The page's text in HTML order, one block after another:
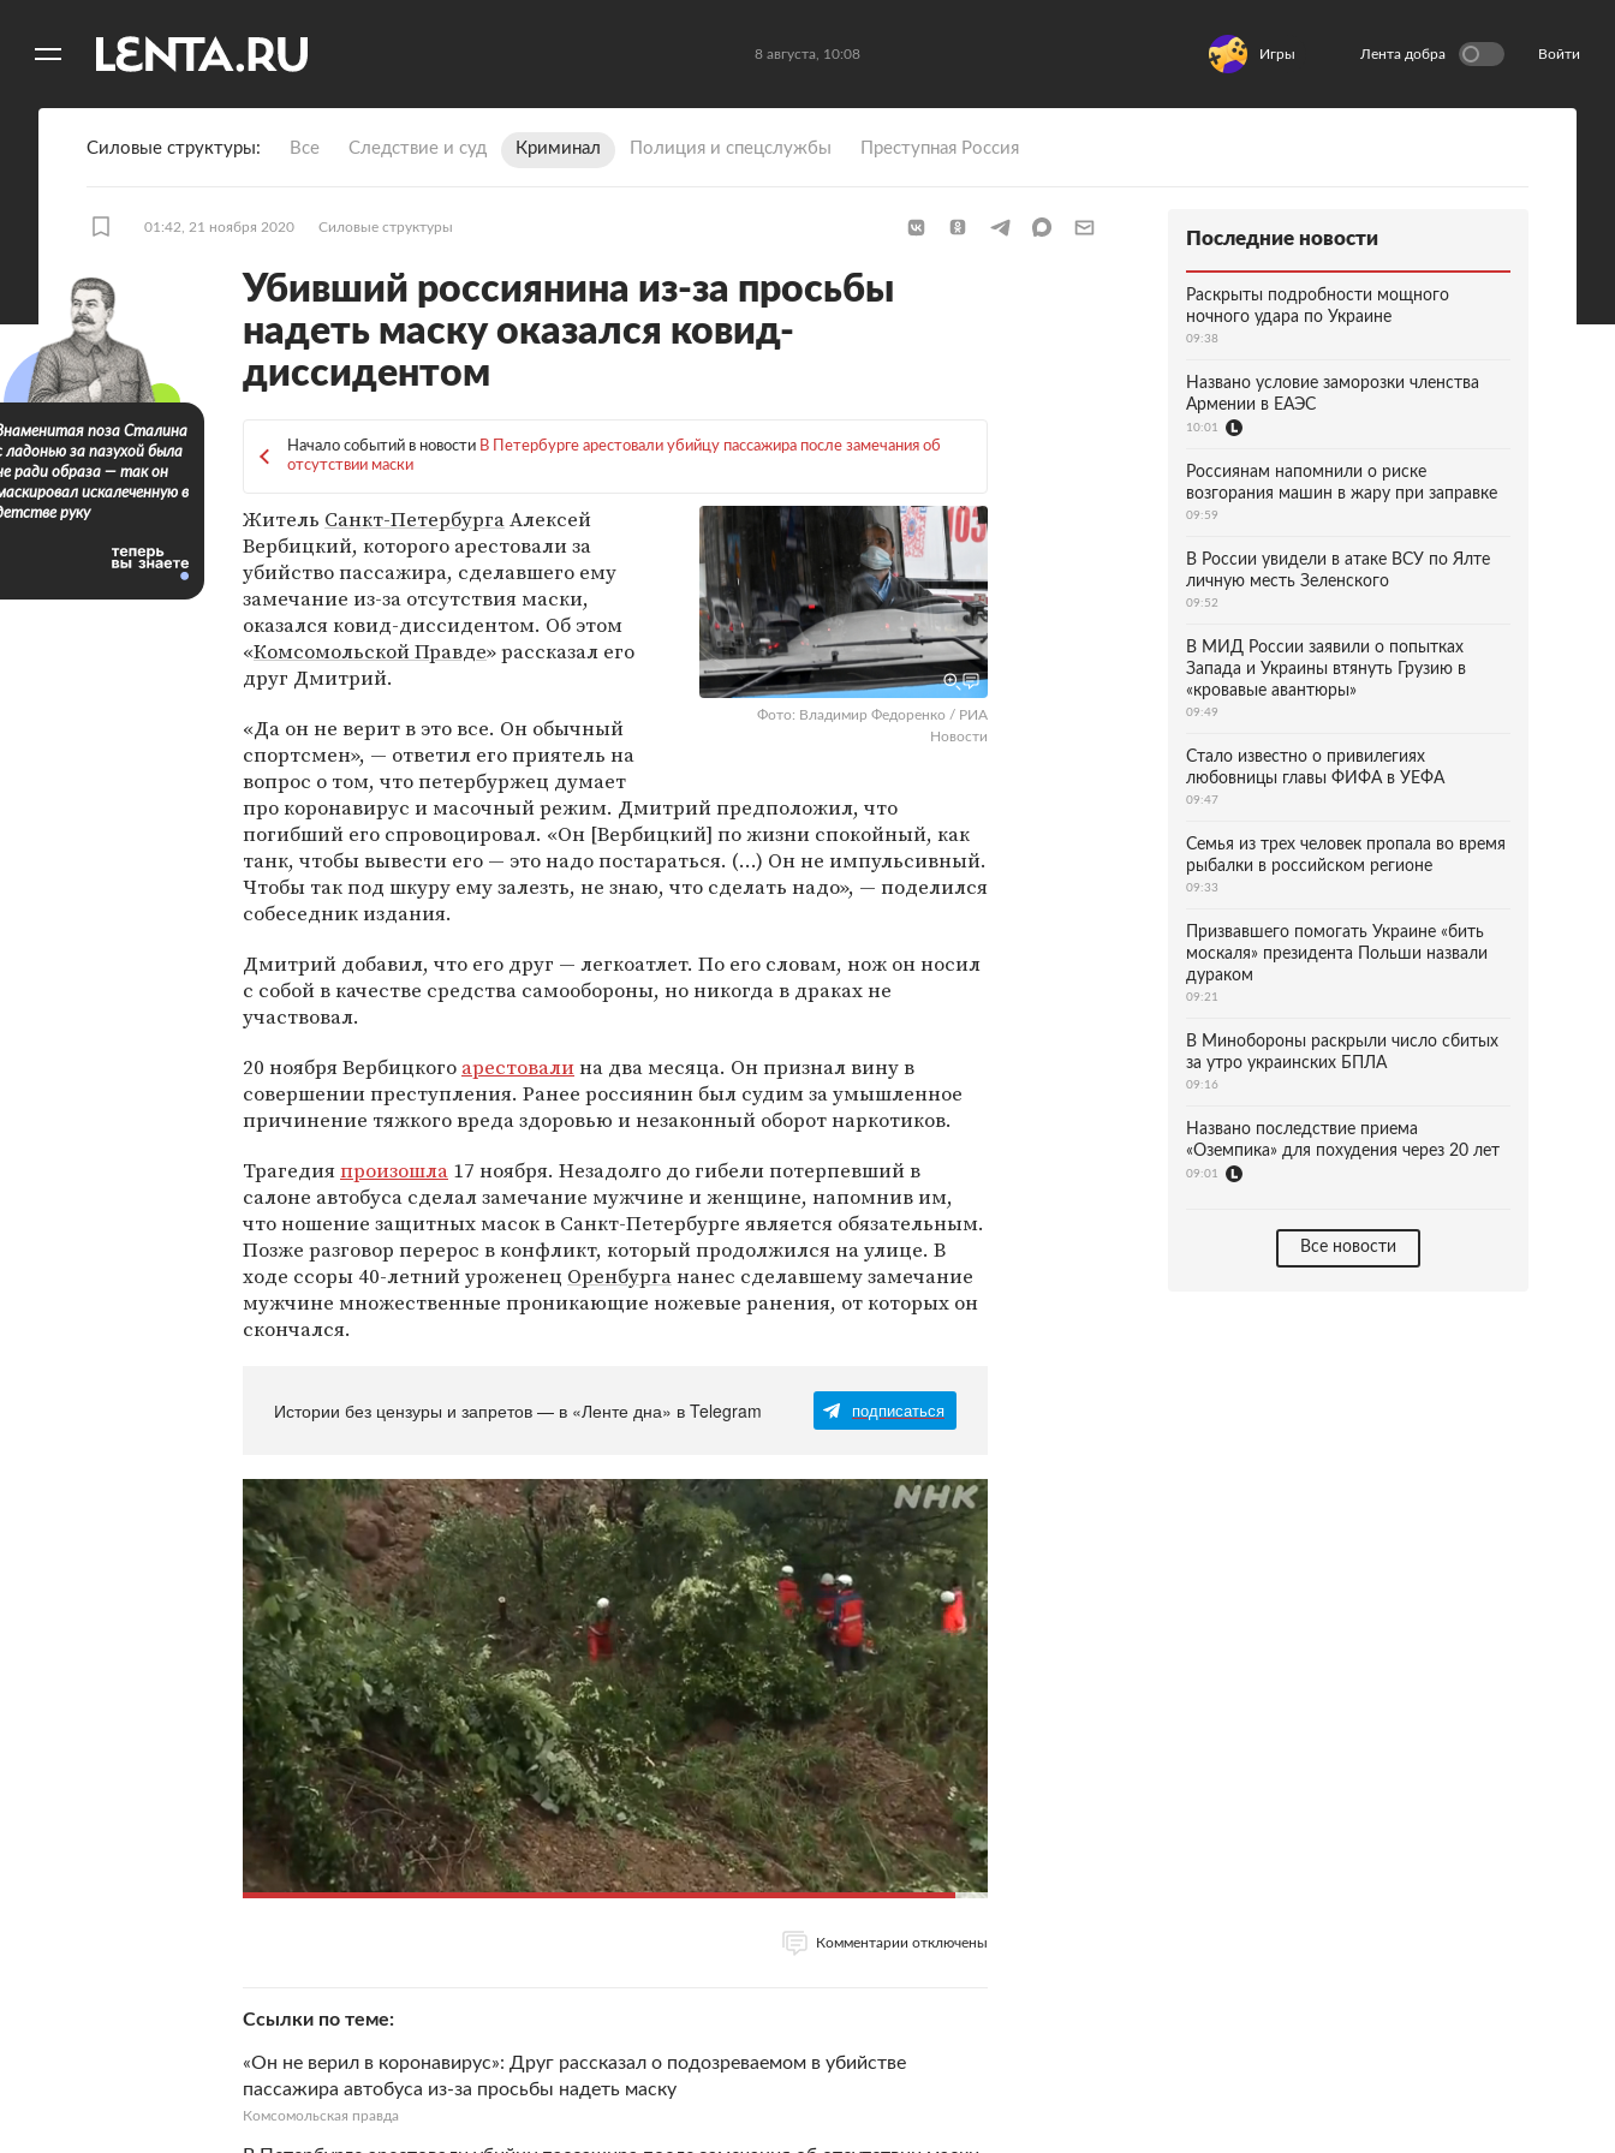
8 августа, 10:08 Игры Лента добра Войти
Силовые структуры Все Следствие и суд Криминал Полиция и спецслужбы Преступная Россия
01:42, 21 ноября 2020 Силовые структуры
Убивший россиянина из-за просьбы
надеть маску оказался ковид-
диссидентом
Начало событий в новости В Петербурге арестовали убийцу пассажира после замечания об
отсутствии маски
Фото: Владимир Федоренко / РИА
Новости
Житель Санкт-ПетербургаАлексей
Вербицкий, которого арестовали за
убийство пассажира, сделавшего ему
замечание из-за отсутствия маски,
оказался ковид-диссидентом. Об этом
«Комсомольской Правде» рассказал его
друг Дмитрий.
«Да он не верит в это все. Он обычный
спортсмен», — ответил его приятель на
вопрос о том, что петербуржец думает
про коронавирус и масочный режим. Дмитрий предположил, что
погибший его спровоцировал. «Он [Вербицкий] по жизни спокойный, как
танк, чтобы вывести его — это надо постараться. (...) Он не импульсивный.
Чтобы так под шкуру ему залезть, не знаю, что сделать надо», — поделился
собеседник издания.
Дмитрий добавил, что его друг — легкоатлет. По его словам, нож он носил
с собой в качестве средства самообороны, но никогда в драках не
участвовал.
20 ноября Вербицкого арестовалина два месяца. Он признал вину в
совершении преступления. Ранее россиянин был судим за умышленное
причинение тяжкого вреда здоровью и незаконный оборот наркотиков.
Трагедияпроизошла 17 ноября. Незадолго до гибели потерпевший в
салоне автобуса сделал замечание мужчине и женщине, напомнив им,
что ношение защитных масок в Санкт-Петербурге является обязательным.
Позже разговор перерос в конфликт, который продолжился на улице. В
ходе ссоры 40-летний уроженец Оренбургананес сделавшему замечание
мужчине множественные проникающие ножевые ранения, от которых он
скончался.
Истории без цензуры и запретов — в «Ленте дна» в Telegram подписаться
Комментарии отключены
Ссылки по теме
«Он не верил в коронавирус»: Друг рассказал о подозреваемом в убийстве
пассажира автобуса из-за просьбы надеть маску
Комсомольская правда
поза Сталина
ладонью за пазухой была
ради образа — так он
искалеченную в
руку
Последние новости
Раскрыты подробности мощного
ночного удара по Украине
09:38
Названо условие заморозки членства
Армении в ЕАЭС
10:01
Россиянам напомнили о риске
возгорания машин в жару при заправке
09:59
В России увидели в атаке ВСУ по Ялте
личную месть Зеленского
09:52
В МИД России заявили о попытках
Запада и Украины втянуть Грузию в
«кровавые авантюры»
09:49
Стало известно о привилегиях
любовницы главы ФИФА в УЕФА
09:47
Семья из трех человек пропала во время
рыбалки в российском регионе
09:33
Призвавшего помогать Украине «бить
москаля» президента Польши назвали
дураком
09:21
В Минобороны раскрыли число сбитых
за утро украинских БПЛА
09:16
Названо последствие приема
«Оземпика» для похудения через 20 лет
09:01
Все новости